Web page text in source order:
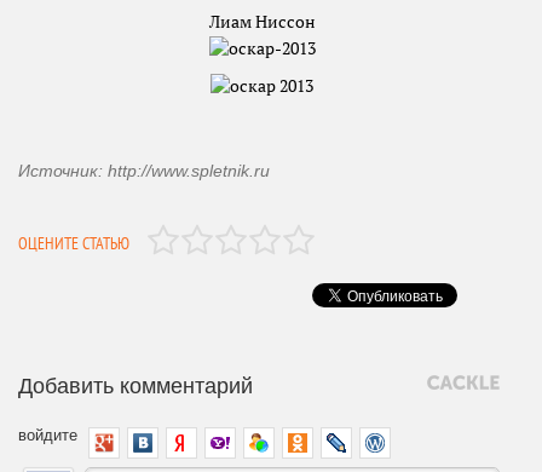
Лиам Ниссон
Источник: http://www.spletnik.ru
ОЦЕНИТЕ СТАТЬЮ
Добавить комментарий
войдите